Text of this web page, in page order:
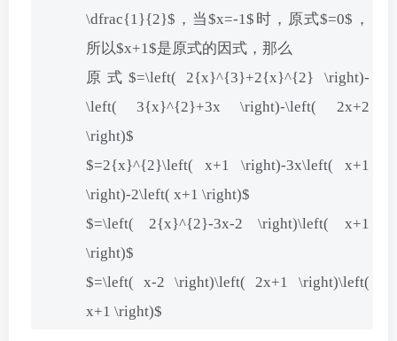
\dfrac{1}{2}$，当$x=-1$时，原式$=0$，
所以$x+1$是原式的因式，那么
原式$=\left( 2{x}^{3}+2{x}^{2} \right)-
\left( 3{x}^{2}+3x \right)-\left( 2x+2
\right)$
$=2{x}^{2}\left( x+1 \right)-3x\left( x+1
\right)-2\left( x+1 \right)$
$=\left( 2{x}^{2}-3x-2 \right)\left( x+1
\right)$
$=\left( x-2 \right)\left( 2x+1 \right)\left(
x+1 \right)$